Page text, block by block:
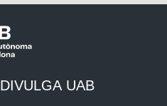
UAB